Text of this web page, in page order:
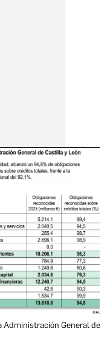
Administración General de